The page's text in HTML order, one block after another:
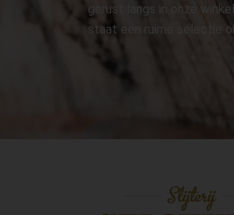
gerust langs in onze
staat een ruime selectie